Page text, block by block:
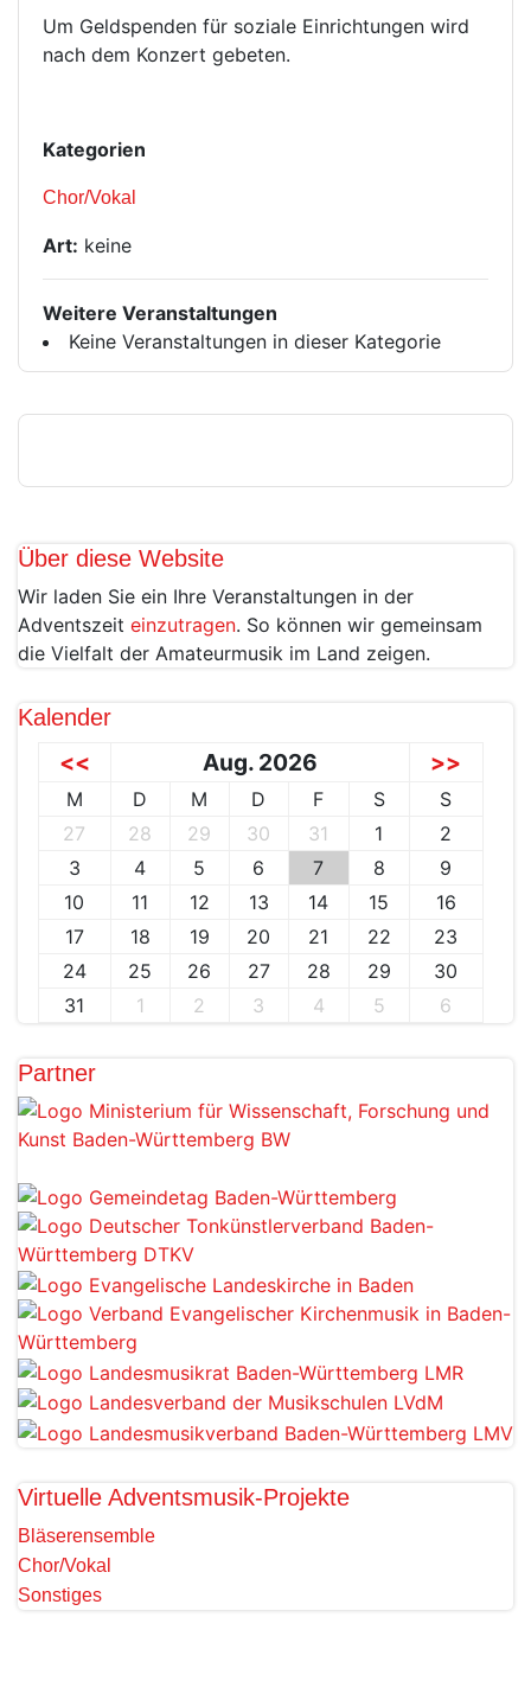
Um Geldspenden für soziale Einrichtungen wird
nach dem Konzert gebeten.
Kategorien
Chor/Vokal
Art: keine
Weitere Veranstaltungen
Keine Veranstaltungen in dieser Kategorie
Über diese Website
Wir laden Sie ein Ihre Veranstaltungen in der
Adventszeit einzutragen. So können wir gemeinsam
die Vielfalt der Amateurmusik im Land zeigen.
Kalender
<< Aug. 2026 >>
M D M D F S
S
27
28 29 30 31 1
2
3
4 5 6 7 8
9
10
11 12 13 14 15
16
17
18 19 20 21 22
23
24
25 26 27 28 29
30
31
1 2 3 4 5 6
Partner
Virtuelle Adventsmusik-Projekte
Bläserensemble
Chor/Vokal
Sonstiges